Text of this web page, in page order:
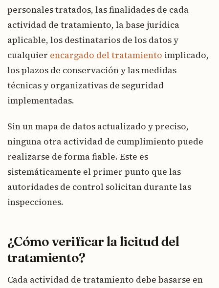
personales tratados, las finalidades de cada
actividad de tratamiento, la base jurídica
aplicable, los destinatarios de los datos y
cualquier encargado del tratamiento implicado,
los plazos de conservación y las medidas
técnicas y organizativas de seguridad
implementadas.
Sin un mapa de datos actualizado y preciso,
ninguna otra actividad de cumplimiento puede
realizarse de forma fiable. Este es
sistemáticamente el primer punto que las
autoridades de control solicitan durante las
inspecciones.
¿Cómo verificar la licitud del
tratamiento?
Cada actividad de tratamiento debe basarse en